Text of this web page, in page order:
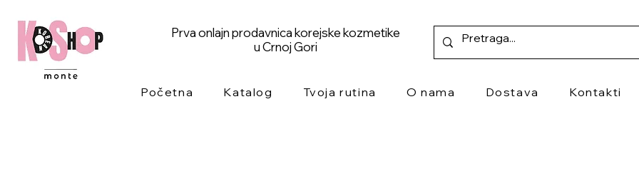
Prva onlajn prodavnica korejske kozmetike
u Crnoj Gori
Početna Katalog Tvoja rutina O nama Dostava Kontakti